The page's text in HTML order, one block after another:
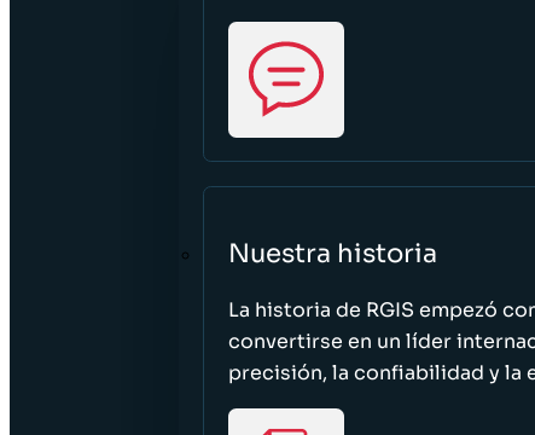
Nuestra historia
La historia de RGIS empezó
convertirse en un líder
precisión, la confiabilidad y la